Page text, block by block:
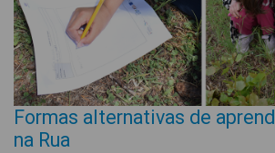
Formas alternativas de
na Rua